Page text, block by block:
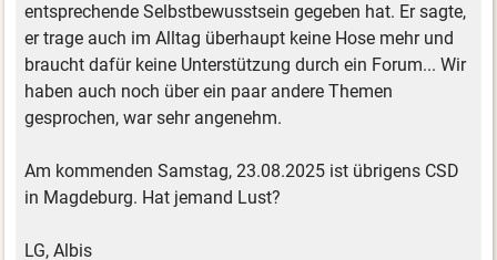
entsprechende Selbstbewusstsein gegeben hat. Er sagte,
er trage auch im Alltag überhaupt keine Hose mehr und
braucht dafür keine Unterstützung durch ein Forum... Wir
haben auch noch über ein paar andere Themen
gesprochen, war sehr angenehm.
Am kommenden Samstag, 23.08.2025 ist übrigens CSD
in Magdeburg. Hat jemand Lust?
LG, Albis